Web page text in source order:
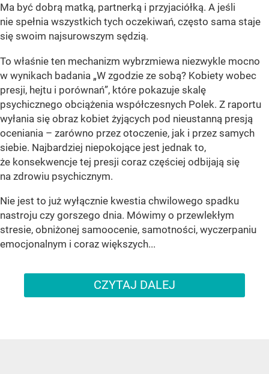
Ma być dobrą matką, partnerką i przyjaciółką. A jeśli
nie spełnia wszystkich tych oczekiwań, często sama staje
się swoim najsurowszym sędzią.
To właśnie ten mechanizm wybrzmiewa niezwykle mocno
w wynikach badania „W zgodzie ze sobą? Kobiety wobec
presji, hejtu i porównań”, które pokazuje skalę
psychicznego obciążenia współczesnych Polek. Z raportu
wyłania się obraz kobiet żyjących pod nieustanną presją
oceniania – zarówno przez otoczenie, jak i przez samych
siebie. Najbardziej niepokojące jest jednak to,
że konsekwencje tej presji coraz częściej odbijają się
na zdrowiu psychicznym.
Nie jest to już wyłącznie kwestia chwilowego spadku
nastroju czy gorszego dnia. Mówimy o przewlekłym
stresie, obniżonej samoocenie, samotności, wyczerpaniu
emocjonalnym i coraz większych...
CZYTAJ DALEJ